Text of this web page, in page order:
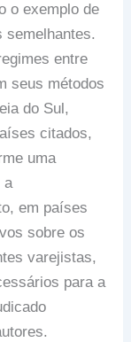
o exemplo de
semelhantes.
entre
seus métodos
do Sul,
citados,
uma
a
em países
sobre os
varejistas,
para a